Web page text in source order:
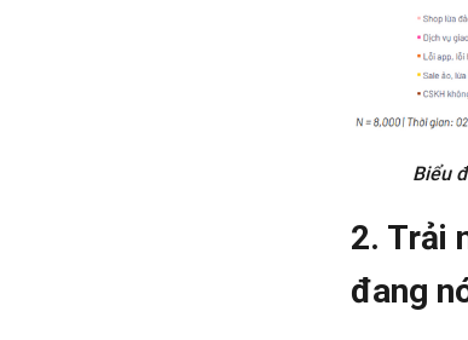
Biểu
2. Trải
đang